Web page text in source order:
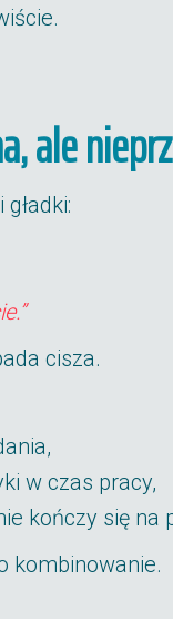
ale
cisza.
w czas pracy,
kończy się na
kombinowanie.